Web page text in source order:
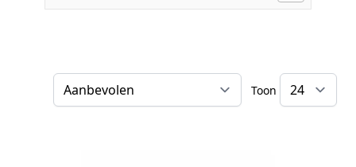
Sorteer op
Toon